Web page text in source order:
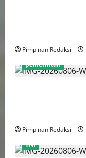
Pimpinan Redaksi
pemerintah
Pimpinan Redaksi
TNI